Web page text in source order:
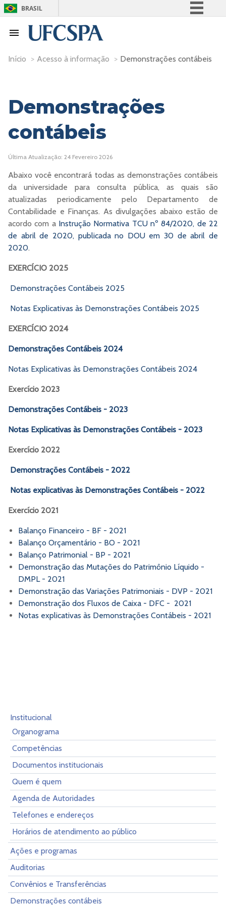
BRASIL
Participe
Canais
Início > Acesso à informação > Demonstrações contábeis
Demonstrações
contábeis
Última Atualização: 24 Fevereiro 2026
Abaixo você encontrará todas as demonstrações contábeis
da universidade para consulta pública, as quais são
atualizadas periodicamente pelo Departamento de
Contabilidade e Finanças. As divulgações abaixo estão de
acordo com a Instrução Normativa TCU nº 84/2020, de 22
de abril de 2020, publicada no DOU em 30 de abril de
2020.
EXERCÍCIO 2025
Demonstrações Contábeis 2025
Notas Explicativas às Demonstrações Contábeis 2025
EXERCÍCIO 2024
Demonstrações Contábeis 2024
Notas Explicativas às Demonstrações Contábeis 2024
Exercício 2023
Demonstrações Contábeis - 2023
Notas Explicativas às Demonstrações Contábeis - 2023
Exercício 2022
Demonstrações Contábeis - 2022
Notas explicativas às Demonstrações Contábeis - 2022
Exercício 2021
Balanço Financeiro - BF - 2021
Balanço Orçamentário - BO - 2021
Balanço Patrimonial - BP - 2021
Demonstração das Mutações do Patrimônio Líquido -
DMPL - 2021
Demonstração das Variações Patrimoniais - DVP - 2021
Demonstração dos Fluxos de Caixa - DFC - 2021
Notas explicativas às Demonstrações Contábeis - 2021
Institucional
Organograma
Competências
Documentos institucionais
Quem é quem
Agenda de Autoridades
Telefones e endereços
Horários de atendimento ao público
Ações e programas
Auditorias
Convênios e Transferências
Demonstrações contábeis